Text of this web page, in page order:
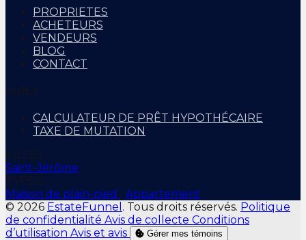
PROPRIETES
ACHETEURS
VENDEURS
BLOG
CONTACT
OUTILS
CALCULATEUR DE PRÊT HYPOTHÉCAIRE
TAXE DE MUTATION
VILLES
Saint-Jérôme
TYPES
Maison de plain-pied • Appartement
© 2026 EstateFunnel . Tous droits réservés. Politique
de confidentialité Avis de collecte Conditions
d’utilisation Avis et avis
Gérer mes témoins